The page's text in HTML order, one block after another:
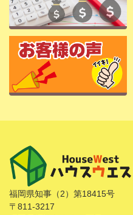
福岡県知事（2）第18415号
〒811-3217